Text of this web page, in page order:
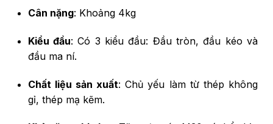
Cân nặng: Khoảng 4kg
Kiểu đầu: Có 3 kiểu đầu: Đầu tròn, đầu kéo và
đầu ma ní.
Chất liệu sản xuất: Chủ yếu làm từ thép không
gỉ, thép mạ kẽm.